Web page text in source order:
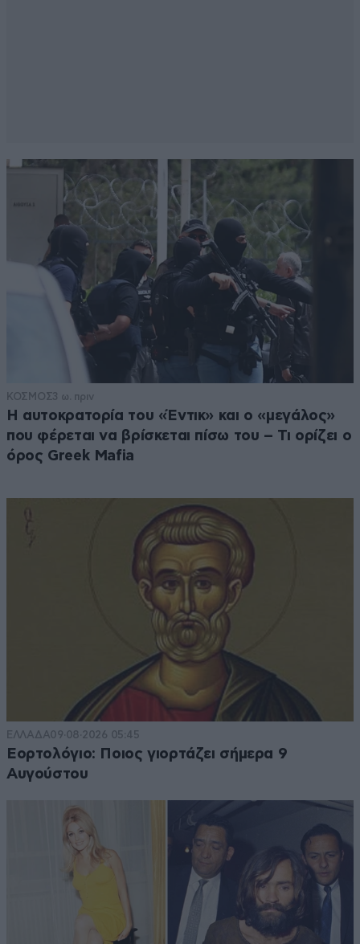
ΚΟΣΜΟΣ3 ω. πριν
Η αυτοκρατορία του «Έντικ» και ο «μεγάλος»
που φέρεται να βρίσκεται πίσω του – Τι ορίζει ο
όρος Greek Mafia
ΕΛΛΑΔΑ09·08·2026 05:45
Εορτολόγιο: Ποιος γιορτάζει σήμερα 9
Αυγούστου